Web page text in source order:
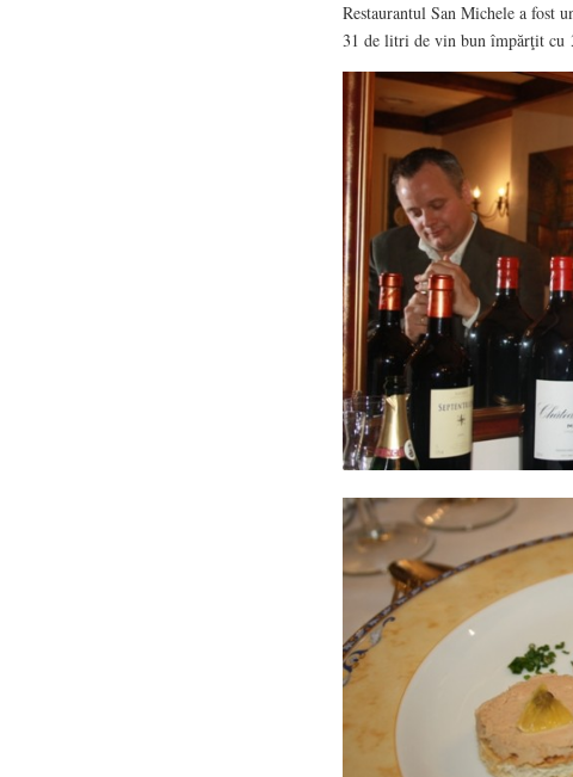
Restaurantul San Michele a fost
31 de litri de vin bun împărţit cu